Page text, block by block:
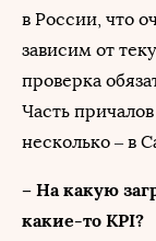
в России, что
зависим от
проверка
Часть
несколько – в
– На какую
какие-то KPI?